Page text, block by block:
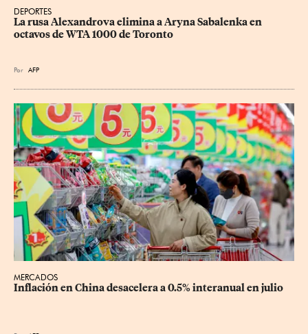
DEPORTES
La rusa Alexandrova elimina a Aryna Sabalenka en
octavos de WTA 1000 de Toronto
Por AFP
MERCADOS
Inflación en China desacelera a 0.5% interanual en julio